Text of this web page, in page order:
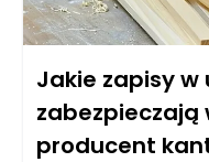
Jakie zapisy w
zabezpieczają
producent